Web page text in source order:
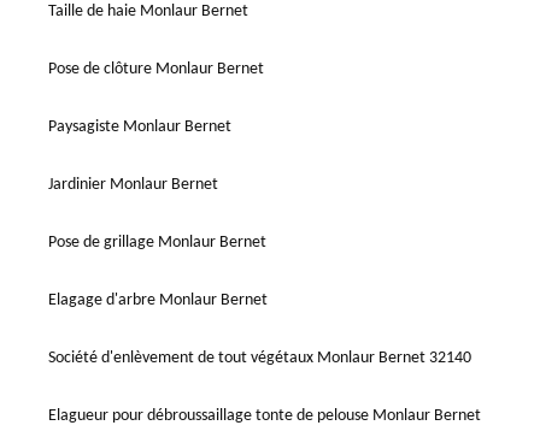
Taille de haie Monlaur Bernet
Pose de clôture Monlaur Bernet
Paysagiste Monlaur Bernet
Jardinier Monlaur Bernet
Pose de grillage Monlaur Bernet
Elagage d'arbre Monlaur Bernet
Société d'enlèvement de tout végétaux Monlaur Bernet 32140
Elagueur pour débroussaillage tonte de pelouse Monlaur Bernet